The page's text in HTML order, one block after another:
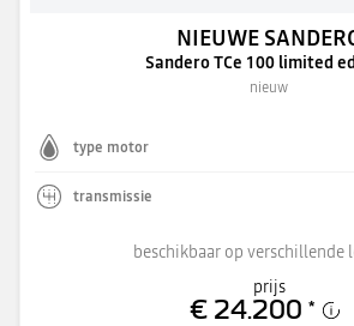
NIEUWE
Sandero TCe 100 limited
nieuw
type motor
transmissie
beschikbaar op verschillende
prijs
€ 24.200 *